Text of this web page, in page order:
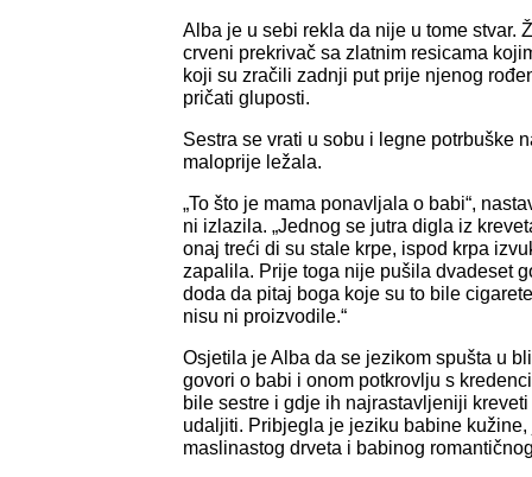
Alba je u sebi rekla da nije u tome stvar.
crveni prekrivač sa zlatnim resicama
koji su zračili zadnji put prije njenog
pričati gluposti.
Sestra se vrati u sobu i legne potrbuške
maloprije ležala.
„To što je mama ponavljala o babi“,
ni izlazila. „Jednog se jutra digla iz
onaj treći di su stale krpe, ispod krpa
zapalila. Prije toga nije pušila dvadeset
doda da pitaj boga koje su to bile
nisu ni proizvodile.“
Osjetila je Alba da se jezikom spušta u
govori o babi i onom potkrovlju s
bile sestre i gdje ih najrastavljeniji
udaljiti. Pribjegla je jeziku babine
maslinastog drveta i babinog